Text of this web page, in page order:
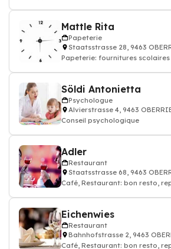
Mattle Rita
Papeterie
Staatsstrasse 28, 9463
Papeterie: fournitures
Söldi Antonietta
Psychologue
Alvierstrasse 4, 9463
Conseil psychologique
Adler
Restaurant
Staatsstrasse 68, 9463
Café, Restaurant: bon resto,
Eichenwies
Restaurant
Bahnhofstrasse 2, 9463
Café, Restaurant: bon resto,